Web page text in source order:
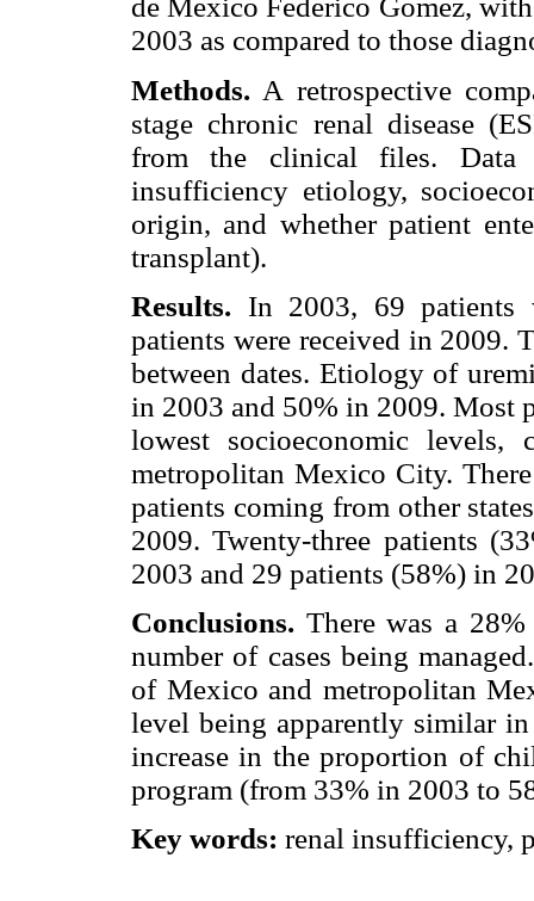
de México Federico Gómez,
2003 as compared to those
Methods. A retrospective
stage chronic renal disease
from the clinical files. Data
insufficiency etiology,
origin, and whether patient
transplant).
Results. In 2003, 69 patients
patients were received in 2009.
between dates. Etiology of
in 2003 and 50% in 2009. Most
lowest socioeconomic
metropolitan Mexico City.
patients coming from other
2009. Twenty-three patients
2003 and 29 patients (58%) in
Conclusions. There was a
number of cases being
of Mexico and metropolitan
level being apparently similar
increase in the proportion of
program (from 33% in 2003 to
Key words: renal insufficiency,